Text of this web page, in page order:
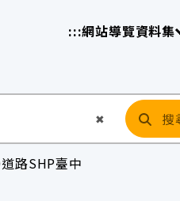
:::網站導覽資料集
✖ 清空輸入 搜
道路SHP臺中